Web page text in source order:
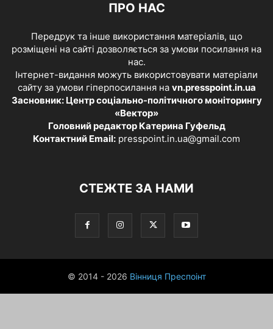
ПРО НАС
Передрук та інше використання матеріалів, що
розміщені на сайті дозволяється за умови посилання на
нас.
Інтернет-видання можуть використовувати матеріали
сайту за умови гіперпосилання на vn.presspoint.in.ua
Засновник: Центр соціально-політичного моніторингу
«Вектор»
Головний редактор Катерина Гуфельд
Контактний Email: presspoint.in.ua@gmail.com
СТЕЖТЕ ЗА НАМИ
© 2014 - 2026 Вінниця Преспоінт